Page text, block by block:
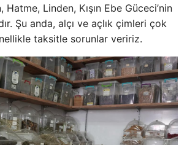
Hatme, Linden, Kışın Ebe Güceci’nin
Şu anda, alçı ve açlık çimleri çok
taksitle sorunlar veririz.